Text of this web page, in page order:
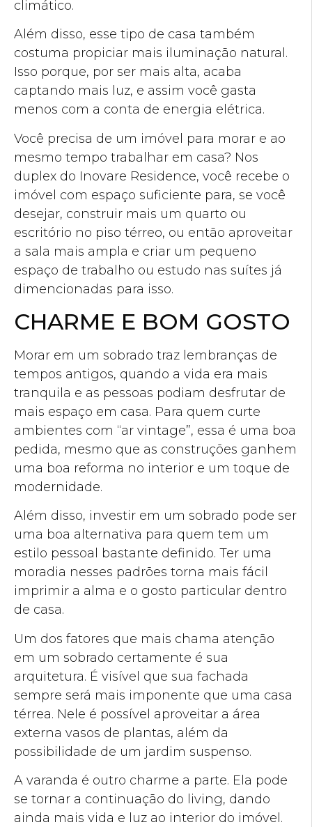
climático.
Além disso, esse tipo de casa também
costuma propiciar mais iluminação natural.
Isso porque, por ser mais alta, acaba
captando mais luz, e assim você gasta
menos com a conta de energia elétrica.
Você precisa de um imóvel para morar e ao
mesmo tempo trabalhar em casa? Nos
duplex do Inovare Residence, você recebe o
imóvel com espaço suficiente para, se você
desejar, construir mais um quarto ou
escritório no piso térreo, ou então aproveitar
a sala mais ampla e criar um pequeno
espaço de trabalho ou estudo nas suítes já
dimencionadas para isso.
CHARME E BOM GOSTO
Morar em um sobrado traz lembranças de
tempos antigos, quando a vida era mais
tranquila e as pessoas podiam desfrutar de
mais espaço em casa. Para quem curte
ambientes com “ar vintage”, essa é uma boa
pedida, mesmo que as construções ganhem
uma boa reforma no interior e um toque de
modernidade.
Além disso, investir em um sobrado pode ser
uma boa alternativa para quem tem um
estilo pessoal bastante definido. Ter uma
moradia nesses padrões torna mais fácil
imprimir a alma e o gosto particular dentro
de casa.
Um dos fatores que mais chama atenção
em um sobrado certamente é sua
arquitetura. É visível que sua fachada
sempre será mais imponente que uma casa
térrea. Nele é possível aproveitar a área
externa vasos de plantas, além da
possibilidade de um jardim suspenso.
A varanda é outro charme a parte. Ela pode
se tornar a continuação do living, dando
ainda mais vida e luz ao interior do imóvel.